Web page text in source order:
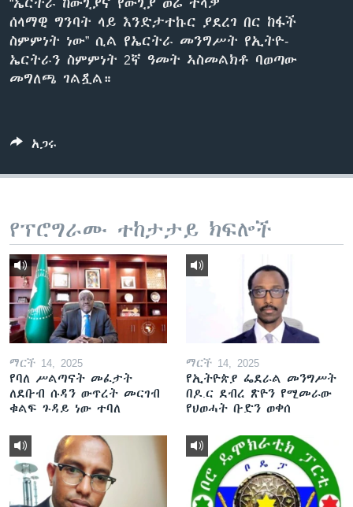
ቋንቋዎች
“ኤርትራ ከውጊያና የውጊያ ወሬ ተላቃ
ሰላማዊ ግንባት ላይ እንድታተኩር ያደረገ በር ከፋች
ስምምነት ነው” ሲል የኤርትራ መንግሥት የኢትዮ-
ኤርትራን ስምምነት 2ኛ ዓመት ኣስመልክቶ ባወጣው
መግለጫ ገልጿል።
አጋሩ
የፕሮግራሙ ተከታታይ ክፍሎች
ማርች 14, 2025
የባለ ሥልጣናት መፈታት
ለደቡብ ሱዳን ውጥረት መርገብ
ቁልፍ ጉዳይ ነው ተባለ
ማርች 14, 2025
የኢትዮጵያ ፌደራል መንግሥት
በዶ.ር ደብረ ጽዮን የሚመራው
የህወሓት ቡድን ወቀሰ